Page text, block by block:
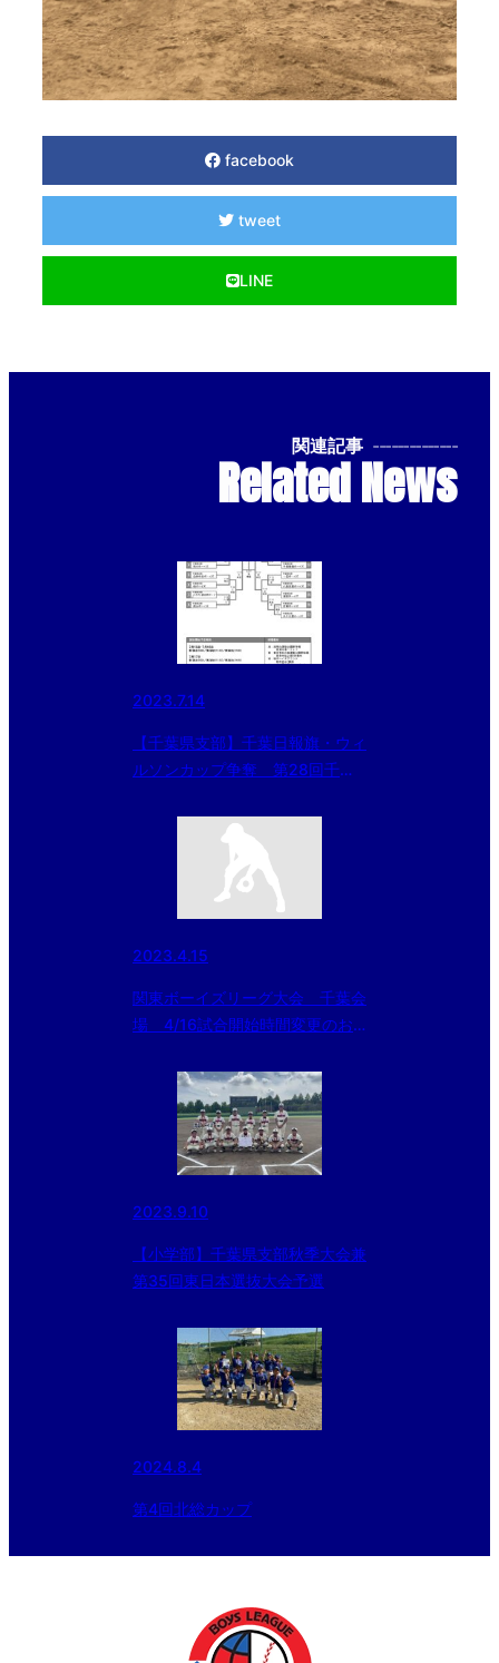
facebook
tweet
LINE
関連記事 --------------
Related News
2023.7.14
【千葉県支部】千葉日報旗・ウィ
ルソンカップ争奪 第28回千葉
2023.4.15
関東ボーイズリーグ大会 千葉会
場 4/16試合開始時間変更のお
2023.9.10
【小学部】千葉県支部秋季大会兼
第35回東日本選抜大会予選
2024.8.4
第4回北総カップ